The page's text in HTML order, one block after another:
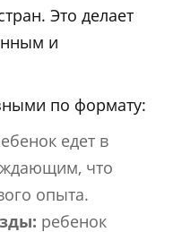
Это делает
и
по формату:
едет в
что
опыта.
ребенок